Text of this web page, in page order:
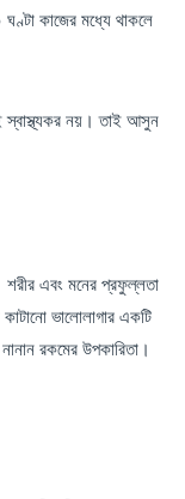
কাজের মধ্যে থাকলে
স্বাস্থ্যকর নয়। তাই আসুন
এবং মনের প্রফুল্লতা
ভালোলাগার একটি
রকমের উপকারিতা।